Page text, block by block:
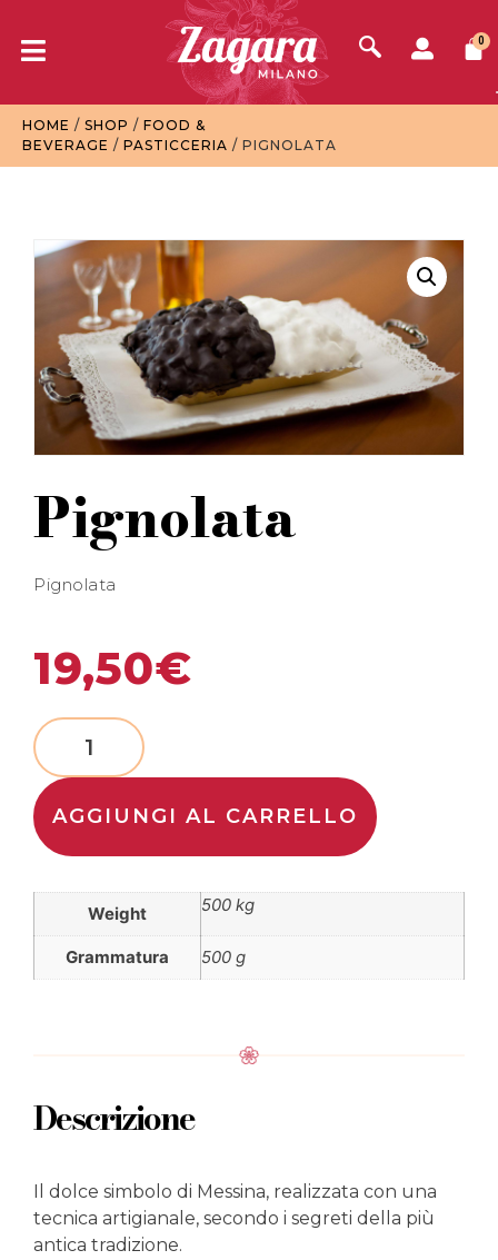
0
HOME / SHOP / FOOD &
BEVERAGE / PASTICCERIA / PIGNOLATA
Pignolata
Pignolata
19,50€
AGGIUNGI AL CARRELLO
Weight 500 kg
Grammatura 500 g
Descrizione
Il dolce simbolo di Messina, realizzata con una
tecnica artigianale, secondo i segreti della più
antica tradizione.